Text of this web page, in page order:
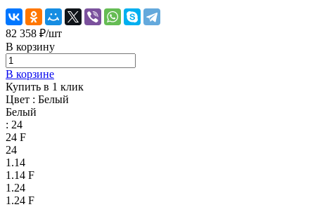
82 358 ₽/шт
В корзину
В корзине
Купить в 1 клик
Цвет : Белый
Белый
: 24
24 F
24
1.14
1.14 F
1.24
1.24 F